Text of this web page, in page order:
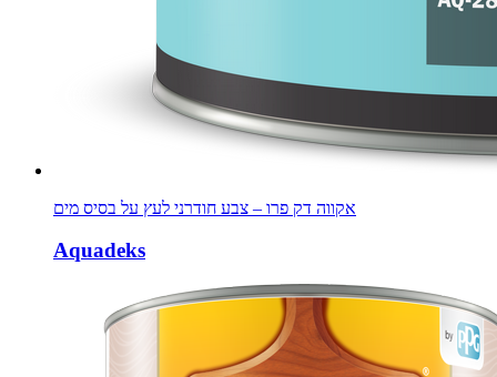
אקווה דק פרו – צבע חודרני לעץ על בסיס מים
Aquadeks